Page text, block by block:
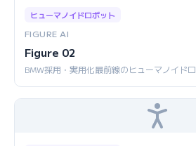
ヒューマノイドロボット
FIGURE AI
Figure 02
BMW採用・実用化最前線のヒューマノイド